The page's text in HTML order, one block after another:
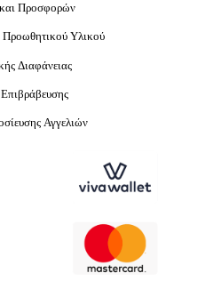
Προσφορών
Υλικού
Διαφάνειας
Αγγελιών